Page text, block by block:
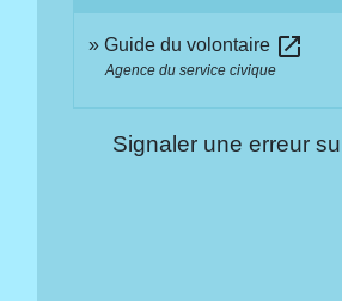
Guide du volontaire open_in_new
Agence du service civique
Signaler une erreur